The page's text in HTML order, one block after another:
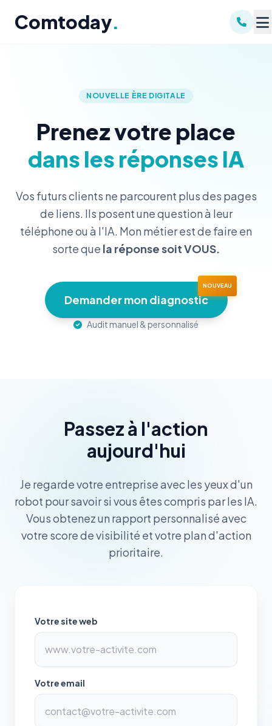
Comtoday.
NOUVELLE ÈRE DIGITALE
Prenez votre place
dans les réponses IA
Vos futurs clients ne parcourent plus des pages
de liens. Ils posent une question à leur
téléphone ou à l'IA. Mon métier est de faire en
sorte que la réponse soit VOUS.
Demander mon diagnostic
Audit manuel & personnalisé
Passez à l'action
aujourd'hui
Je regarde votre entreprise avec les yeux d'un
robot pour savoir si vous êtes compris par les IA.
Vous obtenez un rapport personnalisé avec
votre score de visibilité et votre plan d'action
prioritaire.
Votre site web
Votre email